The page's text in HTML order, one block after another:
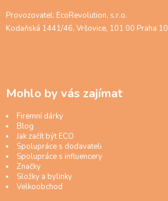
Provozovatel: EcoRevolution, s.r.o.
Kodaňská 1441/46, Vršovice, 101 00 Praha 10
Mohlo by vás zajímat
Firemní dárky
Blog
Jak začít být ECO
Spolupráce s dodavateli
Spolupráce s influencery
Značky
Složky a bylinky
Velkoobchod